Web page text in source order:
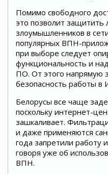
Помимо свободного
это позволит
злоумышленников в
популярных ВПН-
при выборе следует
функциональность и
ПО. От этого напрямую
безопасность работы в
Белорусы все чаще
поскольку интернет-
зашкаливает.
и даже применяются
года запретили работу
говоря уже об
ВПН.